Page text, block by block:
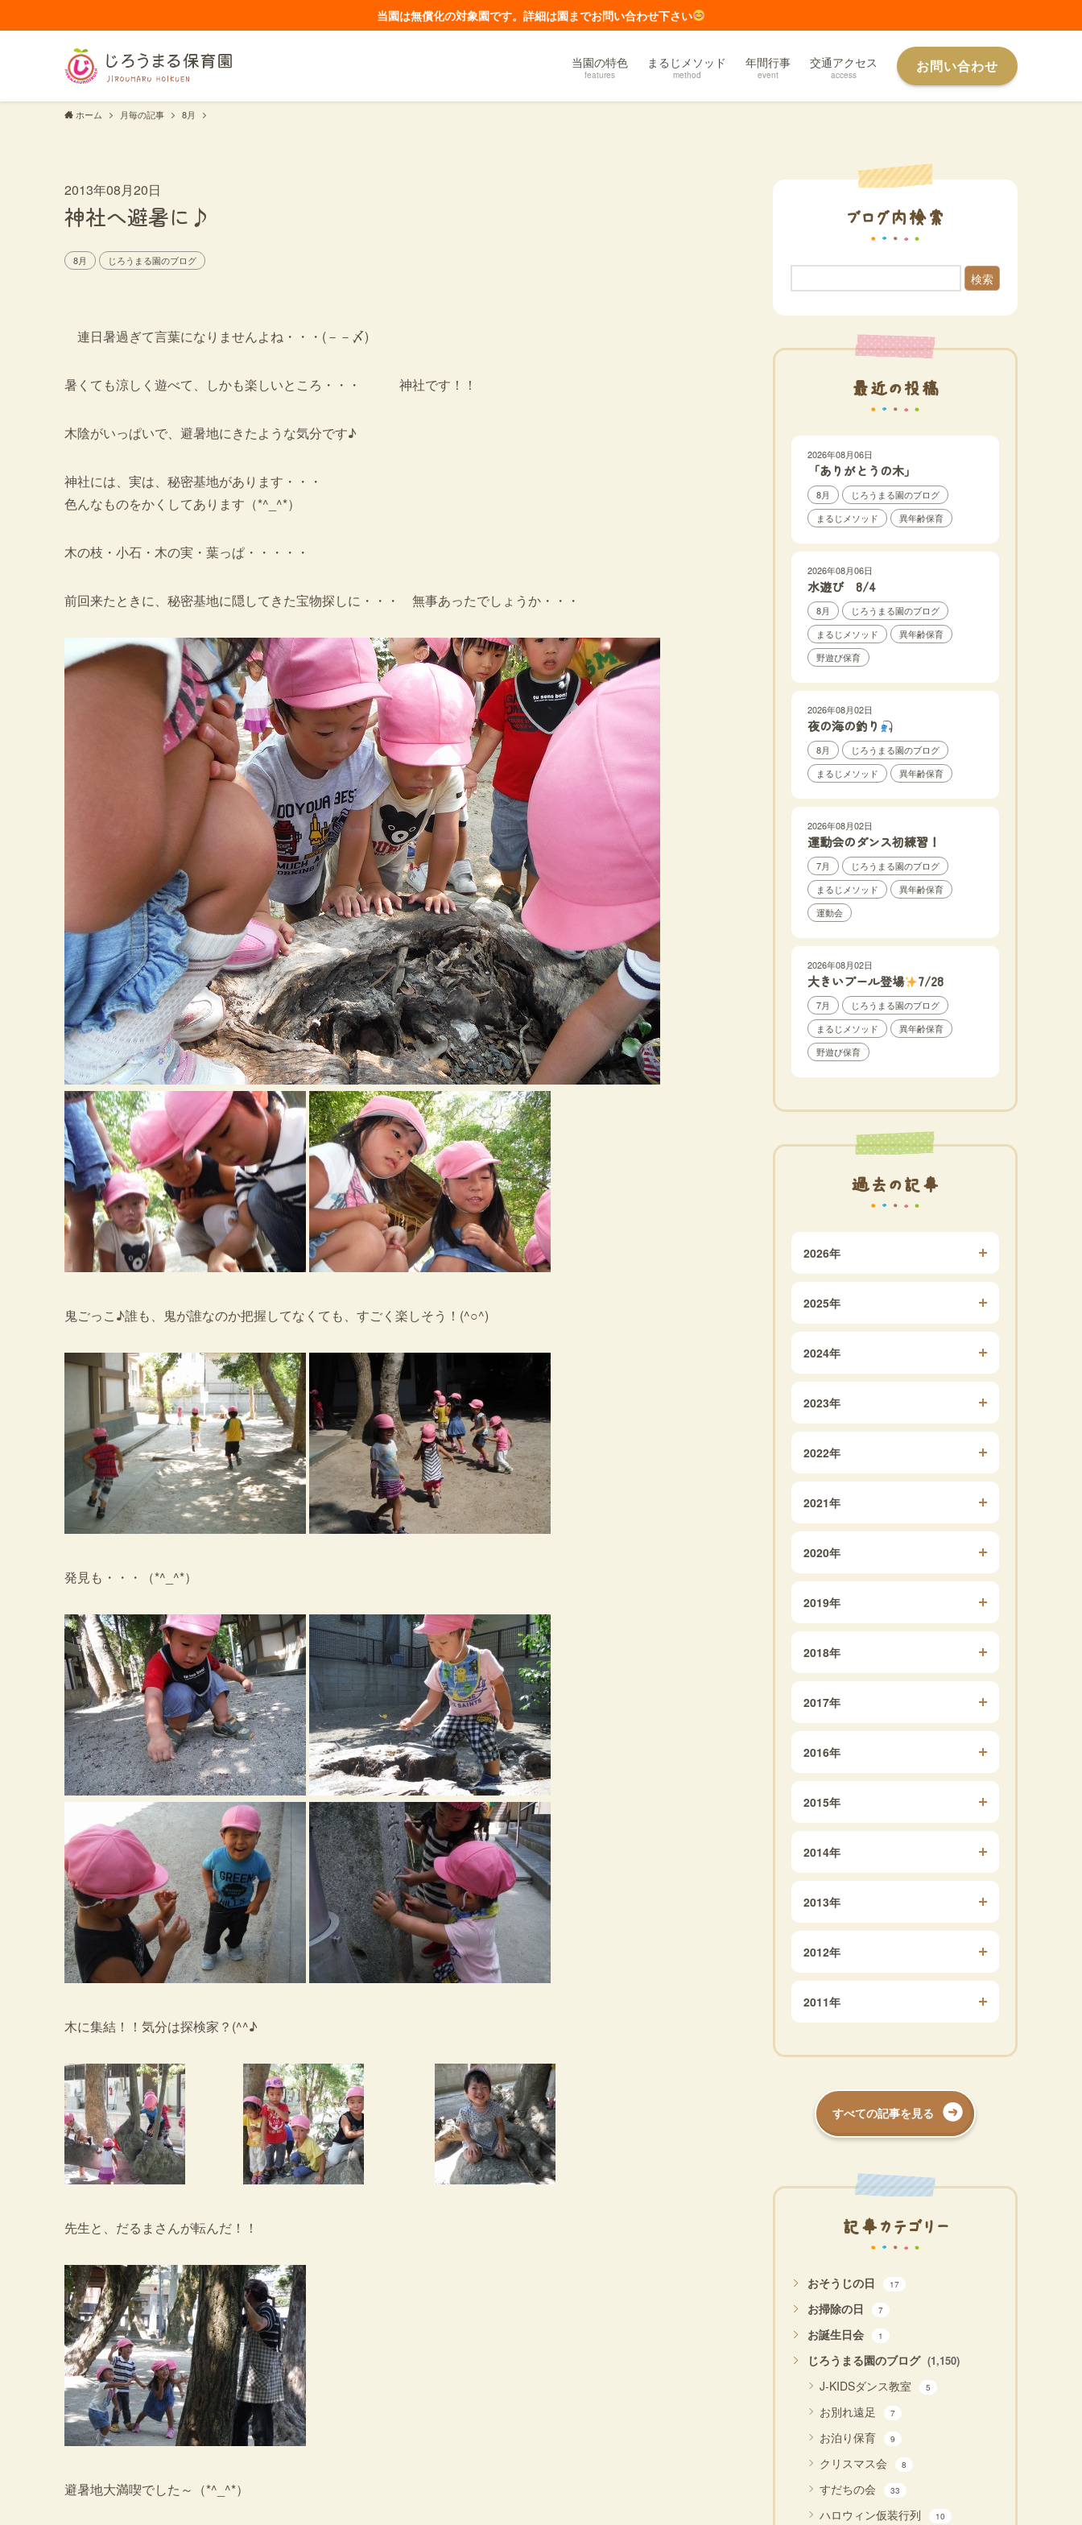
当園は無償化の対象園です。詳細は園までお問い合わせ下さい
当園の特色
features
まるじメソッド
method
年間行事
event
交通アクセス
access お問い合わせ
ホーム 月毎の記事 8月
2013年08月20日
神社へ避暑に♪
8月 じろうまる園のブログ
連日暑過ぎて言葉になりませんよね・・・(－－〆)
暑くても涼しく遊べて、しかも楽しいところ・・・ 神社です！！
木陰がいっぱいで、避暑地にきたような気分です♪
神社には、実は、秘密基地があります・・・
色んなものをかくしてあります（*^_^*）
木の枝・小石・木の実・葉っぱ・・・・・
前回来たときに、秘密基地に隠してきた宝物探しに・・・ 無事あったでしょうか・・・
鬼ごっこ♪誰も、鬼が誰なのか把握してなくても、すごく楽しそう！(^○^)
発見も・・・（*^_^*）
木に集結！！気分は探検家？(^^♪
先生と、だるまさんが転んだ！！
避暑地大満喫でした～（*^_^*）
ブログ内検索
検索
最近の投稿
2026年08月06日
「ありがとうの木」
8月
じろうまる園のブログ
まるじメソッド
異年齢保育
2026年08月06日
水遊び 8/4
8月
じろうまる園のブログ
まるじメソッド
異年齢保育
野遊び保育
2026年08月02日
夜の海の釣り
8月
じろうまる園のブログ
まるじメソッド
異年齢保育
2026年08月02日
運動会のダンス初練習！
7月
じろうまる園のブログ
まるじメソッド
異年齢保育
運動会
2026年08月02日
大きいプール登場 7/28
7月
じろうまる園のブログ
まるじメソッド
異年齢保育
野遊び保育
過去の記事
2026年
2025年
2024年
2023年
2022年
2021年
2020年
2019年
2018年
2017年
2016年
2015年
2014年
2013年
2012年
2011年
すべての記事を見る
記事カテゴリー
おそうじの日 17
お掃除の日 7
お誕生日会 1
じろうまる園のブログ (1,150)
J-KIDSダンス教室 5
お別れ遠足 7
お泊り保育 9
クリスマス会 8
すだちの会 33
ハロウィン仮装行列 10